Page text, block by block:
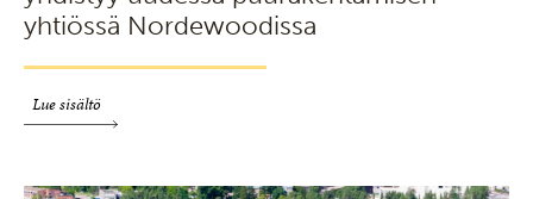
yhtiössä Nordewoodissa
Lue sisältö